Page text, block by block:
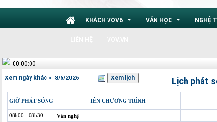
KHÁCH VOV6 VĂN HỌC NGHỆ
00:00:00
Xem ngày khác » Lịch phát
GIỜ PHÁT SÓNG TÊN CHƯƠNG TRÌNH
08h00 - 08h30
Văn nghệ